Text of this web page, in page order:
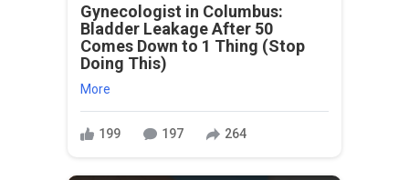
Gynecologist in Columbus:
Bladder Leakage After 50
Comes Down to 1 Thing (Stop
Doing This)
More
199 197 264